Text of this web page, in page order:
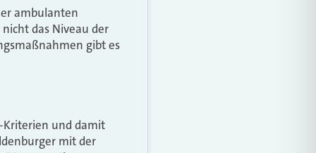
ambulanten
das Niveau der
gibt es
Kriterien und damit
mit der